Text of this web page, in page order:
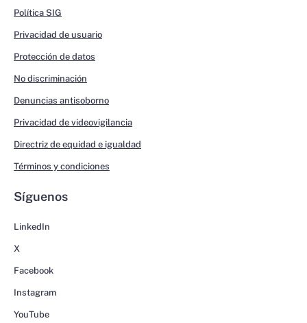
Política SIG
Privacidad de usuario
Protección de datos
No discriminación
Denuncias antisoborno
Privacidad de videovigilancia
Directriz de equidad e igualdad
Términos y condiciones
Síguenos
LinkedIn
X
Facebook
Instagram
YouTube